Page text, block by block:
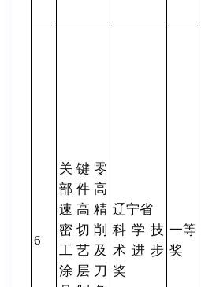
6
关键零
部件高
速高精
密切削
工艺及
涂层刀
辽宁省
科学技
术进步
奖
一等
奖